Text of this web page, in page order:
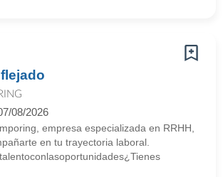
08/2026
empresa especializada en RRHH,
en tu trayectoria laboral.